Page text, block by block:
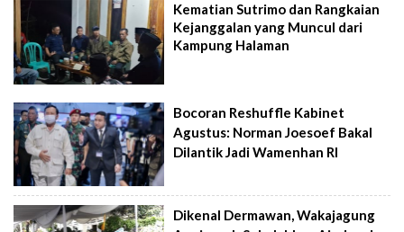
Kematian Sutrimo dan Rangkaian
Kejanggalan yang Muncul dari
Kampung Halaman
Bocoran Reshuffle Kabinet
Agustus: Norman Joesoef Bakal
Dilantik Jadi Wamenhan RI
Dikenal Dermawan, Wakajagung